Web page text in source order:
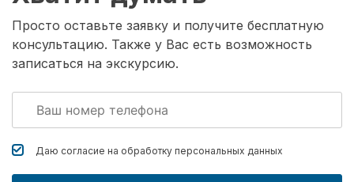
Просто оставьте заявку и получите бесплатную
консультацию. Также у Вас есть возможность
записаться на экскурсию.
Даю согласие на обработку персональных данных